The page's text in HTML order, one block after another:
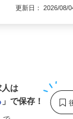
更新日： 2026/08/
は
」で保存！